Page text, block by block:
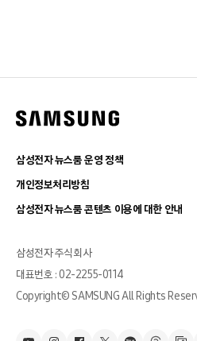
삼성전자 뉴스룸 운영 정책
개인정보처리방침
삼성전자 뉴스룸 콘텐츠 이용에 대한 안내
삼성전자 주식회사
대표번호 : 02-2255-0114
Copyright© SAMSUNG All Rights